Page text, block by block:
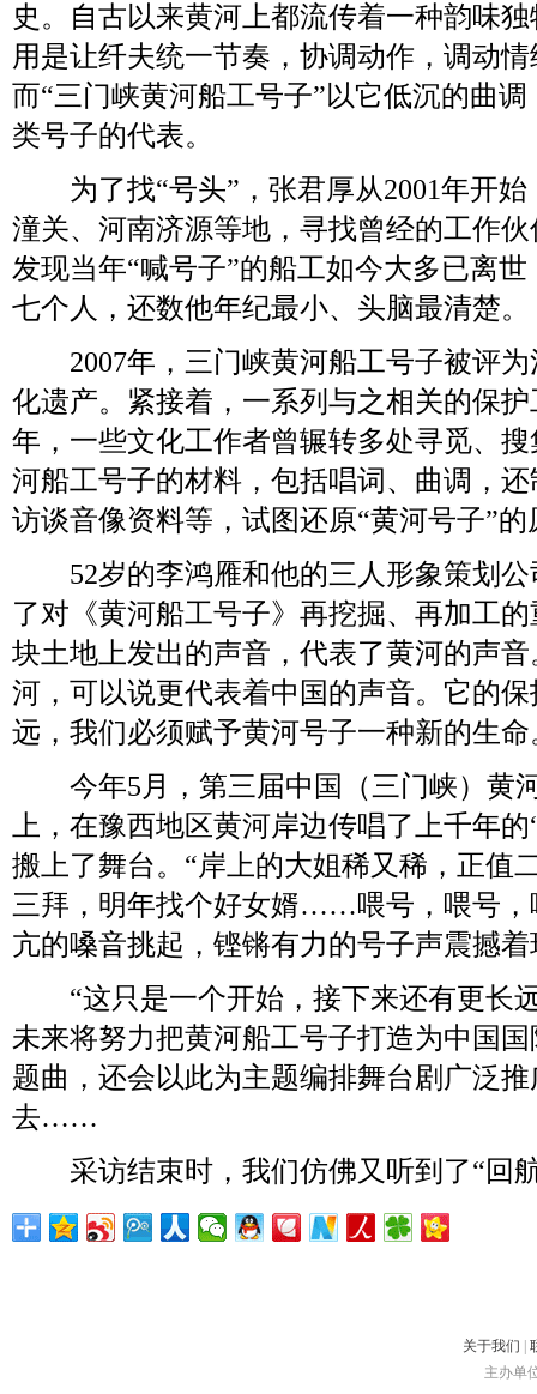
史。自古以来黄河上都流传着一种韵味
用是让纤夫统一节奏，协调动作，调动
而“三门峡黄河船工号子”以它低沉的曲
类号子的代表。
为了找“号头”，张君厚从2001年开始
潼关、河南济源等地，寻找曾经的工作
发现当年“喊号子”的船工如今大多已离
七个人，还数他年纪最小、头脑最清楚。
2007年，三门峡黄河船工号子被评为
化遗产。紧接着，一系列与之相关的保
年，一些文化工作者曾辗转多处寻觅、
河船工号子的材料，包括唱词、曲调，
访谈音像资料等，试图还原“黄河号子”的
52岁的李鸿雁和他的三人形象策划公
了对《黄河船工号子》再挖掘、再加工
块土地上发出的声音，代表了黄河的声
河，可以说更代表着中国的声音。它的
远，我们必须赋予黄河号子一种新的生
今年5月，第三届中国（三门峡）黄
上，在豫西地区黄河岸边传唱了上千年
搬上了舞台。“岸上的大姐稀又稀，正值
三拜，明年找个好女婿……喂号，喂号
亢的嗓音挑起，铿锵有力的号子声震撼
“这只是一个开始，接下来还有更长
未来将努力把黄河船工号子打造为中国
题曲，还会以此为主题编排舞台剧广泛
去……
采访结束时，我们仿佛又听到了“回
关于我们
主办单